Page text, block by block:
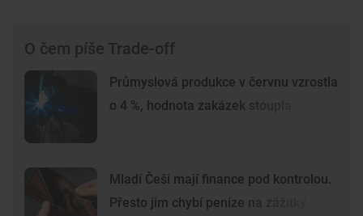
O čem píše Trade-off
Průmyslová produkce v červnu vzrostla
o 4 %, hodnota zakázek stoupla
Mladí Češi mají finance pod kontrolou.
Přesto jim chybí peníze na zážitky